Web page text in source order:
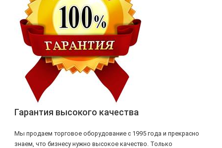
Гарантия высокого качества
Мы продаем торговое оборудование с 1995 года и прекрасно
знаем, что бизнесу нужно высокое качество. Только